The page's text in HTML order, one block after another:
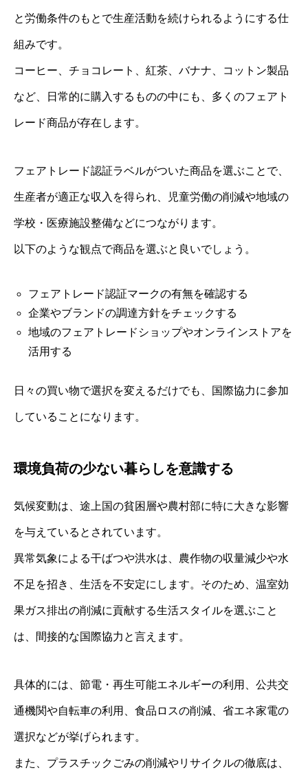
と労働条件のもとで生産活動を続けられるようにする仕
組みです。
コーヒー、チョコレート、紅茶、バナナ、コットン製品
など、日常的に購入するものの中にも、多くのフェアト
レード商品が存在します。
フェアトレード認証ラベルがついた商品を選ぶことで、
生産者が適正な収入を得られ、児童労働の削減や地域の
学校・医療施設整備などにつながります。
以下のような観点で商品を選ぶと良いでしょう。
フェアトレード認証マークの有無を確認する
企業やブランドの調達方針をチェックする
地域のフェアトレードショップやオンラインストアを
活用する
日々の買い物で選択を変えるだけでも、国際協力に参加
していることになります。
環境負荷の少ない暮らしを意識する
気候変動は、途上国の貧困層や農村部に特に大きな影響
を与えているとされています。
異常気象による干ばつや洪水は、農作物の収量減少や水
不足を招き、生活を不安定にします。そのため、温室効
果ガス排出の削減に貢献する生活スタイルを選ぶこと
は、間接的な国際協力と言えます。
具体的には、節電・再生可能エネルギーの利用、公共交
通機関や自転車の利用、食品ロスの削減、省エネ家電の
選択などが挙げられます。
また、プラスチックごみの削減やリサイクルの徹底は、